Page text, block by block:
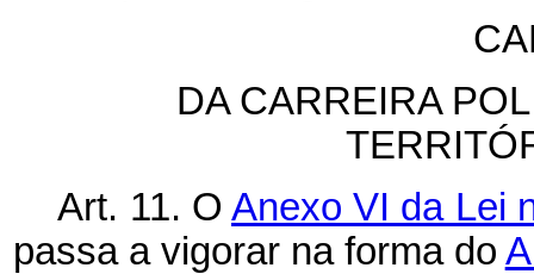
DA CARREIRA
Art. 11. OAnexo VI da Lei
passa a vigorar na forma do